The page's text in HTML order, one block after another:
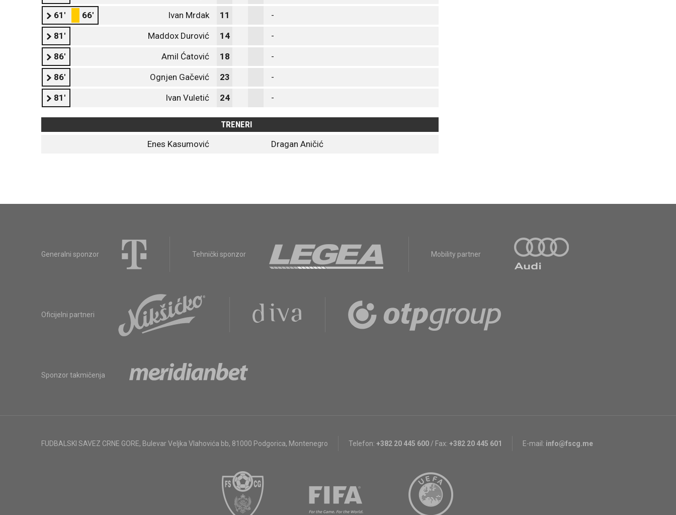
61' 66' Ivan Mrdak 11 -
81' Maddox Durović 14 -
86' Amil Ćatović 18 -
86' Ognjen Gačević 23 -
81' Ivan Vuletić 24 -
TRENERI
Enes Kasumović
Dragan Aničić
Generalni sponzor Tehnički sponzor Mobility partner
Oficijelni partneri
Sponzor takmičenja
FUDBALSKI SAVEZ CRNE GORE, Bulevar Veljka Vlahovića bb, 81000 Podgorica, Montenegro Telefon: +382 20 445 600 / Fax: +382 20 445 601 E-mail: info@fscg.me